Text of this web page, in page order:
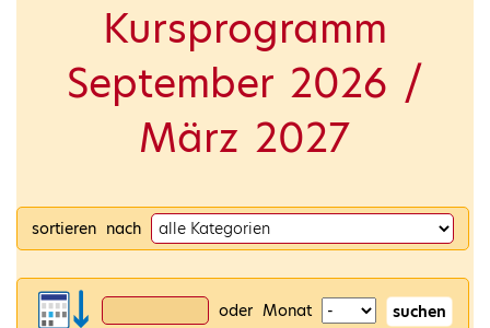
Kursprogramm
September 2026 /
März 2027
sortieren nach
oder Monat suchen